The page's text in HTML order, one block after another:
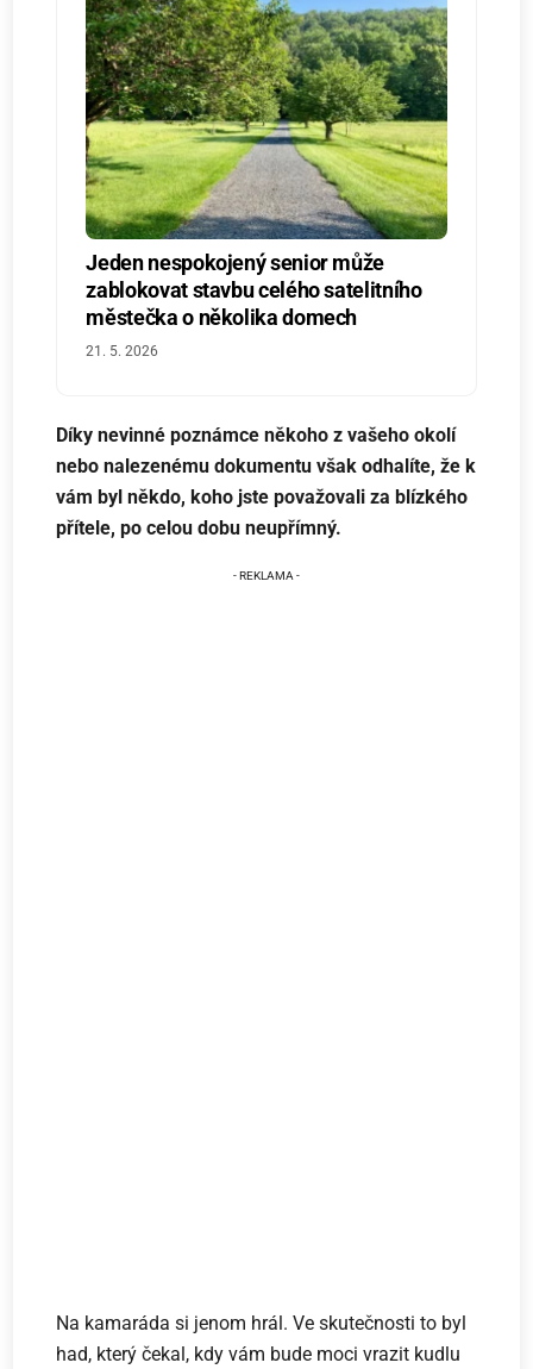
Jeden nespokojený senior může
zablokovat stavbu celého satelitního
městečka o několika domech
21. 5. 2026
Díky nevinné poznámce někoho z vašeho okolí
nebo nalezenému dokumentu však odhalíte, že k
vám byl někdo, koho jste považovali za blízkého
přítele, po celou dobu neupřímný.
Na kamaráda si jenom hrál. Ve skutečnosti to byl
had, který čekal, kdy vám bude moci vrazit kudlu